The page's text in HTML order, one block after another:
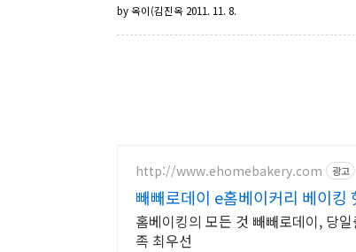
by 옥이(김진옥 2011. 11. 8.
http://www.ehomebakery.com 광고
빼빼로데이 e홈베이커리 베이킹
홈베이킹의 모든 것 빼빼로데이, 당
족 최우선